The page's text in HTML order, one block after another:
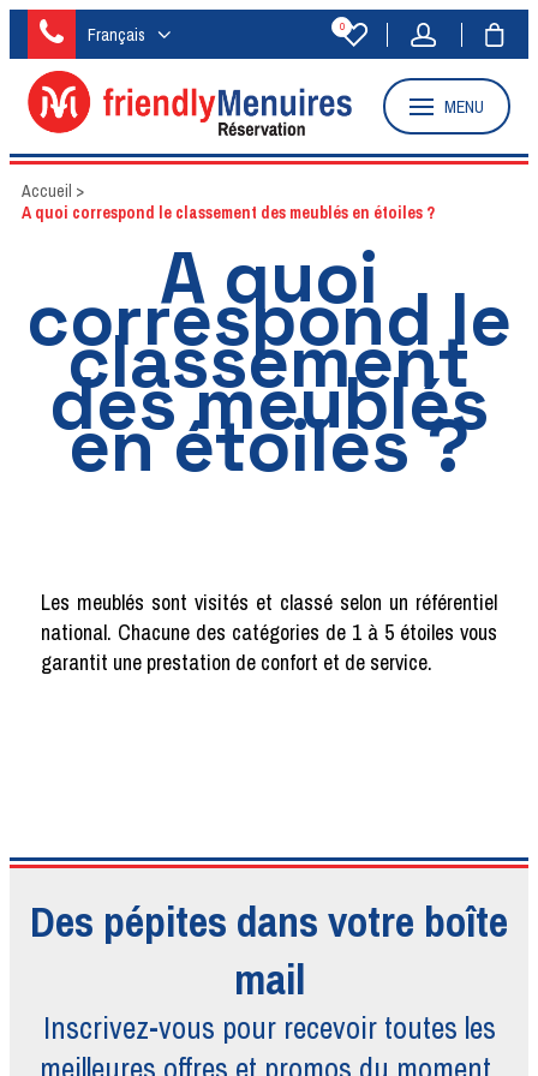
Français 0
MENU
Accueil >
A quoi correspond le classement des meublés en étoiles ?
A quoi
correspond le
classement
des meublés
en étoiles ?
Les meublés sont visités et classé selon un référentiel
national. Chacune des catégories de 1 à 5 étoiles vous
garantit une prestation de confort et de service.
Des pépites dans votre boîte
mail
Inscrivez-vous pour recevoir toutes les